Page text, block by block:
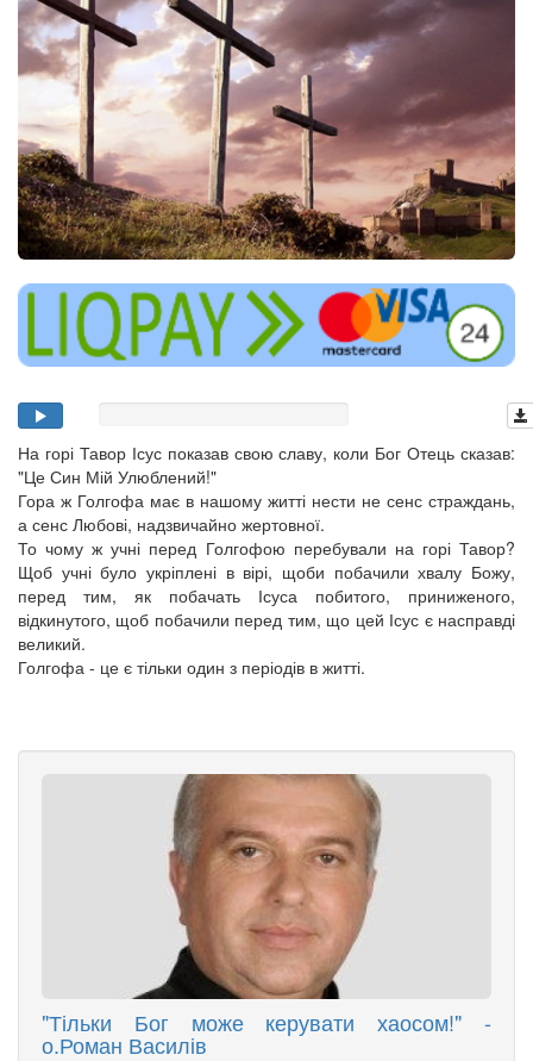
На горі Тавор Ісус показав свою славу, коли Бог Отець сказав:
"Це Син Мій Улюблений!"
Гора ж Голгофа має в нашому житті нести не сенс страждань,
а сенс Любові, надзвичайно жертовної.
То чому ж учні перед Голгофою перебували на горі Тавор?
Щоб учні було укріплені в вірі, щоби побачили хвалу Божу,
перед тим, як побачать Ісуса побитого, приниженого,
відкинутого, щоб побачили перед тим, що цей Ісус є насправді
великий.
Голгофа - це є тільки один з періодів в житті.
"Тільки Бог може керувати хаосом!" -
о.Роман Василів